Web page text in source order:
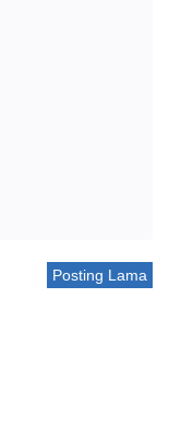
Posting Lama